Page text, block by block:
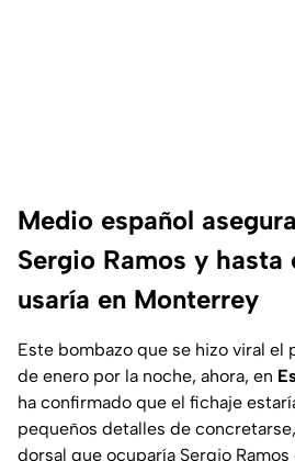
Medio español
Sergio Ramos y hasta
usaría en Monterrey
Este bombazo que se hizo viral el
de enero por la noche, ahora, en
ha confirmado que el fichaje
pequeños detalles de
dorsal que ocuparía Sergio Ramos